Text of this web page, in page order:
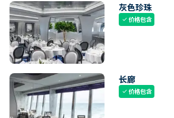
灰色珍珠
check价格包含
长廊
check价格包含